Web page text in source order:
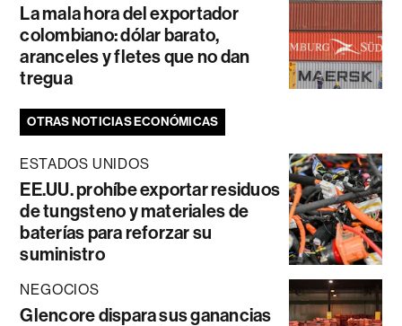
La mala hora del exportador
colombiano: dólar barato,
aranceles y fletes que no dan
tregua
OTRAS NOTICIAS ECONÓMICAS
ESTADOS UNIDOS
EE.UU. prohíbe exportar residuos
de tungsteno y materiales de
baterías para reforzar su
suministro
NEGOCIOS
Glencore dispara sus ganancias